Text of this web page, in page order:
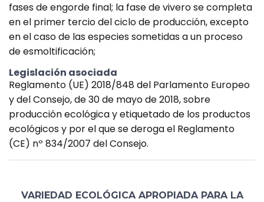
fases de engorde final; la fase de vivero se completa
en el primer tercio del ciclo de producción, excepto
en el caso de las especies sometidas a un proceso
de esmoltificación;
Legislación asociada
Reglamento (UE) 2018/848 del Parlamento Europeo
y del Consejo, de 30 de mayo de 2018, sobre
producción ecológica y etiquetado de los productos
ecológicos y por el que se deroga el Reglamento
(CE) nº 834/2007 del Consejo.
VARIEDAD ECOLÓGICA APROPIADA PARA LA